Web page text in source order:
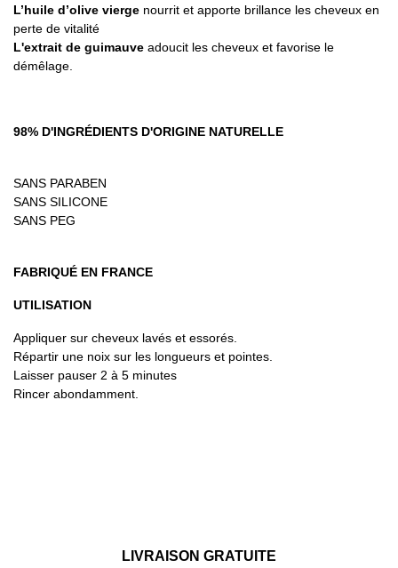
L’huile d’olive vierge nourrit et apporte brillance les cheveux en
perte de vitalité
L'extrait de guimauve adoucit les cheveux et favorise le
démêlage.
98% D'INGRÉDIENTS D'ORIGINE NATURELLE
SANS PARABEN
SANS SILICONE
SANS PEG
FABRIQUÉ EN FRANCE
UTILISATION
Appliquer sur cheveux lavés et essorés.
Répartir une noix sur les longueurs et pointes.
Laisser pauser 2 à 5 minutes
Rincer abondamment.
LIVRAISON GRATUITE